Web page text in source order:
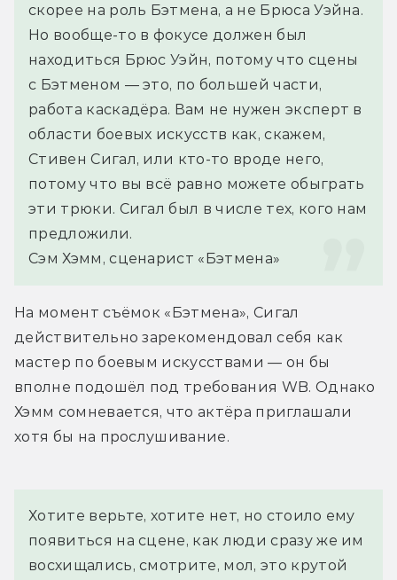
скорее на роль Бэтмена, а не Брюса Уэйна.
Но вообще-то в фокусе должен был
находиться Брюс Уэйн, потому что сцены
с Бэтменом — это, по большей части,
работа каскадёра. Вам не нужен эксперт в
области боевых искусств как, скажем,
Стивен Сигал, или кто-то вроде него,
потому что вы всё равно можете обыграть
эти трюки. Сигал был в числе тех, кого нам
предложили.
Сэм Хэмм, сценарист «Бэтмена»
На момент съёмок «Бэтмена», Сигал
действительно зарекомендовал себя как
мастер по боевым искусствами — он бы
вполне подошёл под требования WB. Однако
Хэмм сомневается, что актёра приглашали
хотя бы на прослушивание.
Хотите верьте, хотите нет, но стоило ему
появиться на сцене, как люди сразу же им
восхищались, смотрите, мол, это крутой